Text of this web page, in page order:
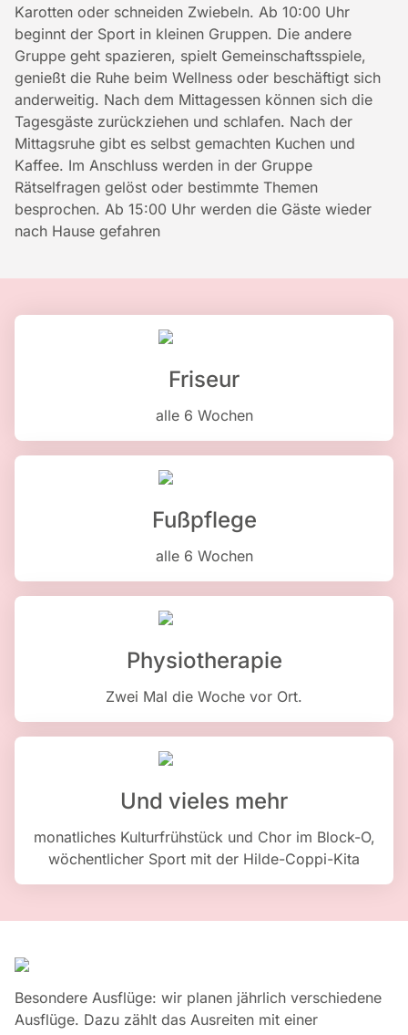
Karotten oder schneiden Zwiebeln. Ab 10:00 Uhr
beginnt der Sport in kleinen Gruppen. Die andere
Gruppe geht spazieren, spielt Gemeinschaftsspiele,
genießt die Ruhe beim Wellness oder beschäftigt sich
anderweitig. Nach dem Mittagessen können sich die
Tagesgäste zurückziehen und schlafen. Nach der
Mittagsruhe gibt es selbst gemachten Kuchen und
Kaffee. Im Anschluss werden in der Gruppe
Rätselfragen gelöst oder bestimmte Themen
besprochen. Ab 15:00 Uhr werden die Gäste wieder
nach Hause gefahren
Friseur
alle 6 Wochen
Fußpflege
alle 6 Wochen
Physiotherapie
Zwei Mal die Woche vor Ort.
Und vieles mehr
monatliches Kulturfrühstück und Chor im Block-O,
wöchentlicher Sport mit der Hilde-Coppi-Kita
Besondere Ausflüge: wir planen jährlich verschiedene
Ausflüge. Dazu zählt das Ausreiten mit einer